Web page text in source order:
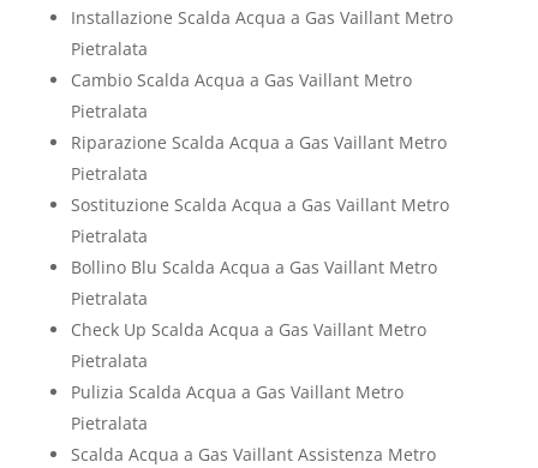
Installazione Scalda Acqua a Gas Vaillant Metro
Pietralata
Cambio Scalda Acqua a Gas Vaillant Metro
Pietralata
Riparazione Scalda Acqua a Gas Vaillant Metro
Pietralata
Sostituzione Scalda Acqua a Gas Vaillant Metro
Pietralata
Bollino Blu Scalda Acqua a Gas Vaillant Metro
Pietralata
Check Up Scalda Acqua a Gas Vaillant Metro
Pietralata
Pulizia Scalda Acqua a Gas Vaillant Metro
Pietralata
Scalda Acqua a Gas Vaillant Assistenza Metro